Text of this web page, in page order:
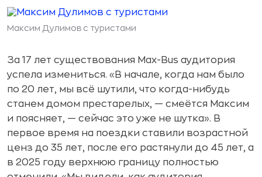
Максим Дулимов с туристами
За 17 лет существования Max-Bus аудитория
успела измениться. «В начале, когда нам было
по 20 лет, мы всё шутили, что когда-нибудь
станем домом престарелых, — смеётся Максим
и поясняет, — сейчас это уже не шутка». В
первое время на поездки ставили возрастной
ценз до 35 лет, после его растянули до 45 лет, а
в 2025 году верхнюю границу полностью